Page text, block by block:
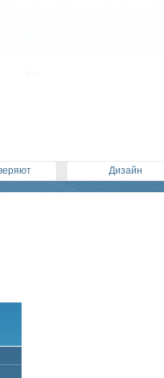
Дизайн